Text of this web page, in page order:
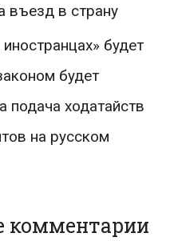
въезд в страну
будет
будет
подача ходатайств
на русском
комментарии